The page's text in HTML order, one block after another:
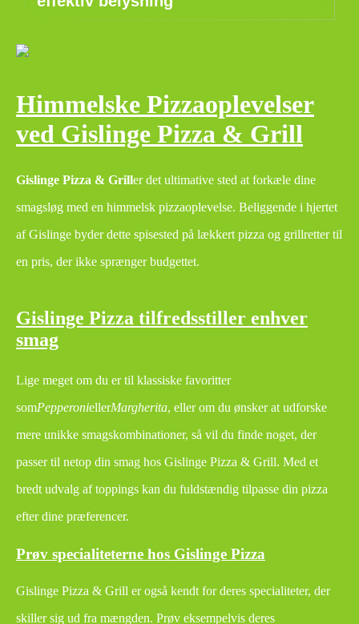
Himmelske Pizzaoplevelser
ved Gislinge Pizza & Grill
Gislinge Pizza & Griller det ultimative sted at forkæle dine
smagsløg med en himmelsk pizzaoplevelse. Beliggende i hjertet
af Gislinge byder dette spisested på lækkert pizza og grillretter til
en pris, der ikke sprænger budgettet.
Gislinge Pizza tilfredsstiller enhver
smag
Lige meget om du er til klassiske favoritter
somPepperoniellerMargherita, eller om du ønsker at udforske
mere unikke smagskombinationer, så vil du finde noget, der
passer til netop din smag hos Gislinge Pizza & Grill. Med et
bredt udvalg af toppings kan du fuldstændig tilpasse din pizza
efter dine præferencer.
Prøv specialiteterne hos Gislinge Pizza
Gislinge Pizza & Grill er også kendt for deres specialiteter, der
skiller sig ud fra mængden. Prøv eksempelvis deres